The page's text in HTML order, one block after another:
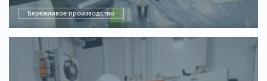
Бережливое производство